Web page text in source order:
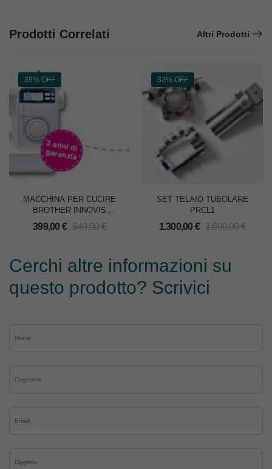
Prodotti Correlati Altri Prodotti
39% OFF
MACCHINA PER CUCIRE
BROTHER INNOVIS
NV30M1
399,00 € 649,00€
32% OFF
SET TELAIO TUBOLARE
PRCL1
1.300,00 € 1.899,00€
Cerchi altre informazioni su
questo prodotto? Scrivici